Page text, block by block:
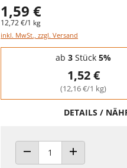
1,59 €
12,72 €/1 kg
inkl. MwSt., zzgl. Versand
Staffelpreise - Mengenrabatt
ab 3 Stück 5%
1,52 €
(12,16 €/1 kg)
DETAILS /
ANZAHL VERRINGERNANZAHL ERHÖHEN